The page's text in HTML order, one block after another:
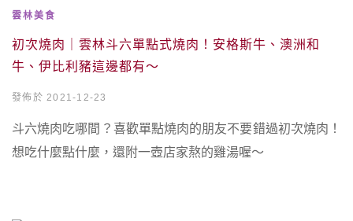
雲林美食
初次燒肉｜雲林斗六單點式燒肉！安格斯牛、澳洲和
牛、伊比利豬這邊都有～
發佈於 2021-12-23
斗六燒肉吃哪間？喜歡單點燒肉的朋友不要錯過初次燒肉！
想吃什麼點什麼，還附一壺店家熬的雞湯喔～